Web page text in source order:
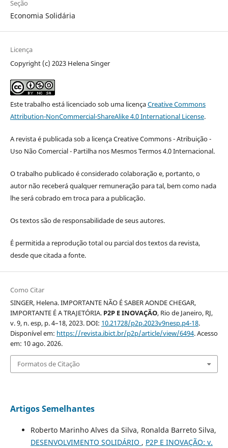
Seção
Economia Solidária
Licença
Copyright (c) 2023 Helena Singer
Este trabalho está licenciado sob uma licençaCreative Commons
Attribution-NonCommercial-ShareAlike 4.0 International License.
A revista é publicada sob a licença Creative Commons - Atribuição -
Uso Não Comercial - Partilha nos Mesmos Termos 4.0 Internacional.
O trabalho publicado é considerado colaboração e, portanto, o
autor não receberá qualquer remuneração para tal, bem como nada
lhe será cobrado em troca para a publicação.
Os textos são de responsabilidade de seus autores.
É permitida a reprodução total ou parcial dos textos da revista,
desde que citada a fonte.
Como Citar
SINGER, Helena. IMPORTANTE NÃO É SABER AONDE CHEGAR,
IMPORTANTE É A TRAJETÓRIA. P2P E INOVAÇÃO, Rio de Janeiro, RJ,
v. 9, n. esp, p. 4–18, 2023. DOI: 10.21728/p2p.2023v9nesp.p4-18.
Disponível em: https://revista.ibict.br/p2p/article/view/6494. Acesso
em: 10 ago. 2026.
Formatos de Citação
Artigos Semelhantes
Roberto Marinho Alves da Silva, Ronalda Barreto Silva,
DESENVOLVIMENTO SOLIDÁRIO , P2P E INOVAÇÃO: v.